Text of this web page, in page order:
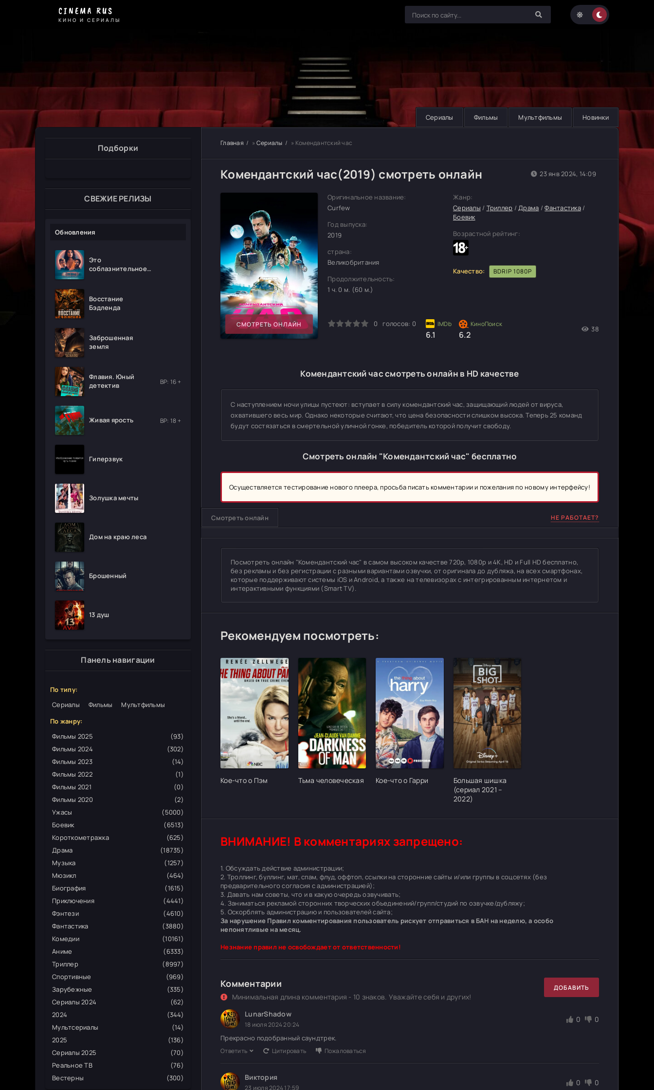
CINEMA RUS
КИНО И СЕРИАЛЫ
Сериалы Фильмы Мультфильмы Новинки
Подборки
СВЕЖИЕ РЕЛИЗЫ
Обновления
Это
соблазнительное
Восстание
Бэдленда
Заброшенная
земля
Флавия. Юный
детектив
ВР: 16 +
Живая ярость ВР: 18 +
Гиперзвук
Золушка мечты
Дом на краю леса
Брошенный
13 душ
Панель навигации
По типу:
Сериалы
Фильмы
Мультфильмы
По жанру:
Фильмы 2025
(93)
Фильмы 2024
(302)
Фильмы 2023
(14)
Фильмы 2022
(1)
Фильмы 2021
(0)
Фильмы 2020
(2)
Ужасы
(5000)
Боевик
(6513)
Короткометражка
(625)
Драма
(18735)
Музыка
(1257)
Мюзикл
(464)
Биография
(1615)
Приключения
(4441)
Фэнтези
(4610)
Фантастика
(3880)
Комедии
(10161)
Аниме
(6333)
Триллер
(8997)
Спортивные
(969)
Зарубежные
(335)
Сериалы 2024
(62)
2024
(344)
Мультсериалы
(14)
2025
(136)
Сериалы 2025
(70)
Реальное ТВ
(76)
Вестерны
(300)
Главная » Сериалы » Комендантский час
Комендантский час(2019) смотреть онлайн
СМОТРЕТЬ ОНЛАЙН
Оригинальное название:
Curfew
Год выпуска:
2019
страна:
Великобритания
Продолжительность:
1 ч. 0 м. (60 м.)
1 2 3 4 5 0 голосов: 0
6.1 6.2
38
23 янв 2024, 14:09
Жанр:
Сериалы / Триллер /Драма /Фантастика/
Боевик
Возрастной рейтинг:
Качество: BDRIP 1080P
Комендантский час смотреть онлайн в HD качестве
С наступлением ночи улицы пустеют: вступает в силу комендантский час, защищающий людей от вируса,
охватившего весь мир. Однако некоторые считают, что цена безопасности слишком высока. Теперь 25 команд
будут состязаться в смертельной уличной гонке, победитель которой получит свободу.
Смотреть онлайн "Комендантский час" бесплатно
Осуществляется тестирование нового плеера, просьба писать комментарии и пожелания по новому интерфейсу!
Смотреть онлайн НЕ РАБОТАЕТ?
Посмотреть онлайн "Комендантский час" в самом высоком качестве 720p, 1080p и 4K, HD и Full HD бесплатно,
без рекламы и без регистрации с разными вариантами озвучки, от оригинала до дубляжа, на всех смартфонах,
которые поддерживают системы iOS и Android, а также на телевизорах с интегрированным интернетом и
интерактивными функциями (Smart TV).
Рекомендуем посмотреть:
[/xfgiven_cvh_poster_urlcvh_poster_url]
Кое-что о Пэм
[/xfgiven_cvh_poster_urlcvh_poster_url]
Тьма человеческая
[/xfgiven_cvh_poster_urlcvh_poster_url]
Кое-что о Гарри
[/xfgiven_cvh_poster_urlcvh_poster_url]
Большая шишка
(сериал 2021 –
2022)
ВНИМАНИЕ! В комментариях запрещено:
1. Обсуждать действие администрации;
2. Троллинг, буллинг, мат, спам, флуд, оффтоп, ссылки на сторонние сайты и/или группы в соцсетях (без
предварительного согласия с администрацией);
3. Давать нам советы, что и в какую очередь озвучивать;
4. Заниматься рекламой сторонних творческих объединений/групп/студий по озвучке/дубляжу;
5. Оскорблять администрацию и пользователей сайта;
За нарушение Правил комментирования пользователь рискует отправиться в БАН на неделю, а особо
непонятливые на месяц.
Незнание правил не освобождает от ответственности!
Комментарии
Минимальная длина комментария - 10 знаков. Уважайте себя и других!
ДОБАВИТЬ
LunarShadow
18 июля 2024 20:24
0 0
Прекрасно подобранный саундтрек.
Ответить Цитировать Пожаловаться
Виктория
23 июля 2024 17:59
0 0